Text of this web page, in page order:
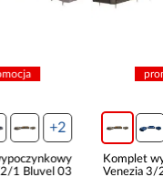
+2
Komplet wypoczynkowy
Venezia 3/2/1 Bluvel 77